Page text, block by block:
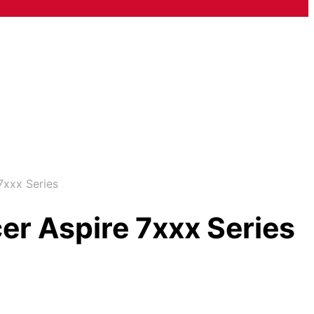
Series
Aspire 7xxx Series